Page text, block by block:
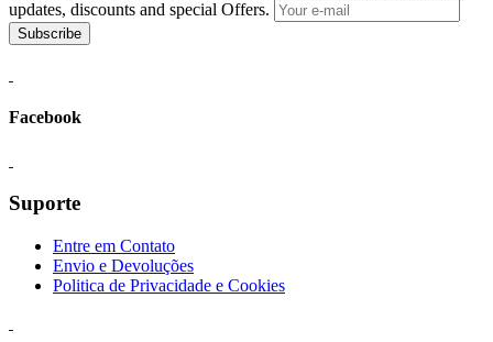
updates, discounts and special Offers.
Subscribe
Facebook
Suporte
Entre em Contato
Envio e Devoluções
Politica de Privacidade e Cookies